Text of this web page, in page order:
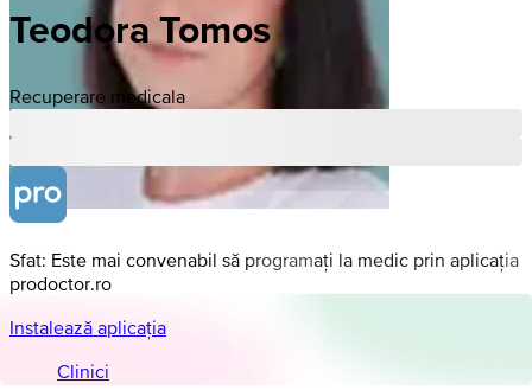
TeodoraTomos
Recuperare medicala
Sfat: Este mai convenabil să programați la medic prin aplicația
prodoctor.ro
Instalează aplicația
Clinici